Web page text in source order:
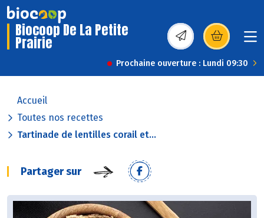
Biocoop De La Petite
Prairie (s’ouvre dans une
Prochaine ouverture : Lundi 09:30
Accueil
Toutes nos recettes
Tartinade de lentilles corail et...
Partager sur